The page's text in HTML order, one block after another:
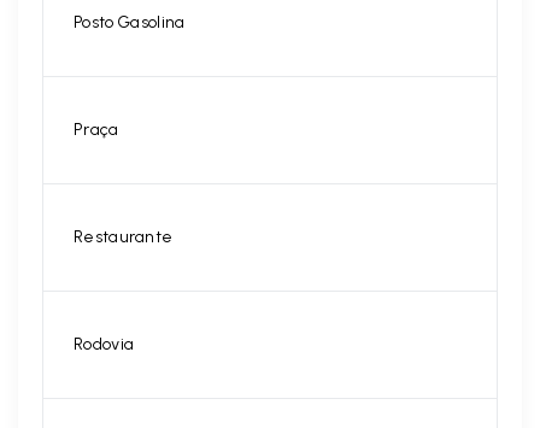
Posto Gasolina
Praça
Restaurante
Rodovia